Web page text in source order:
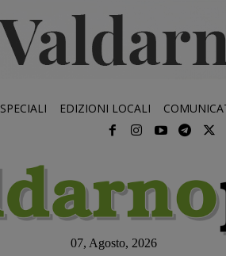
SPECIALI EDIZIONI LOCALI
07, Agosto, 2026